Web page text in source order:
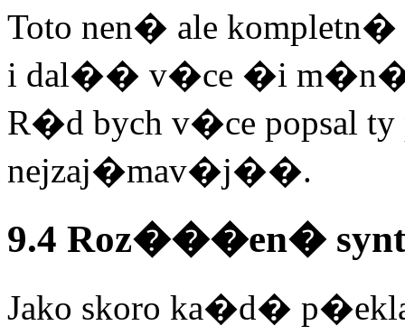
Toto nen� ale kompletn�
i dal�� v�ce �i
R�d bych v�ce popsal
nejzaj�mav�j��.
9.4 Roz���en�
Jako skoro ka�d�